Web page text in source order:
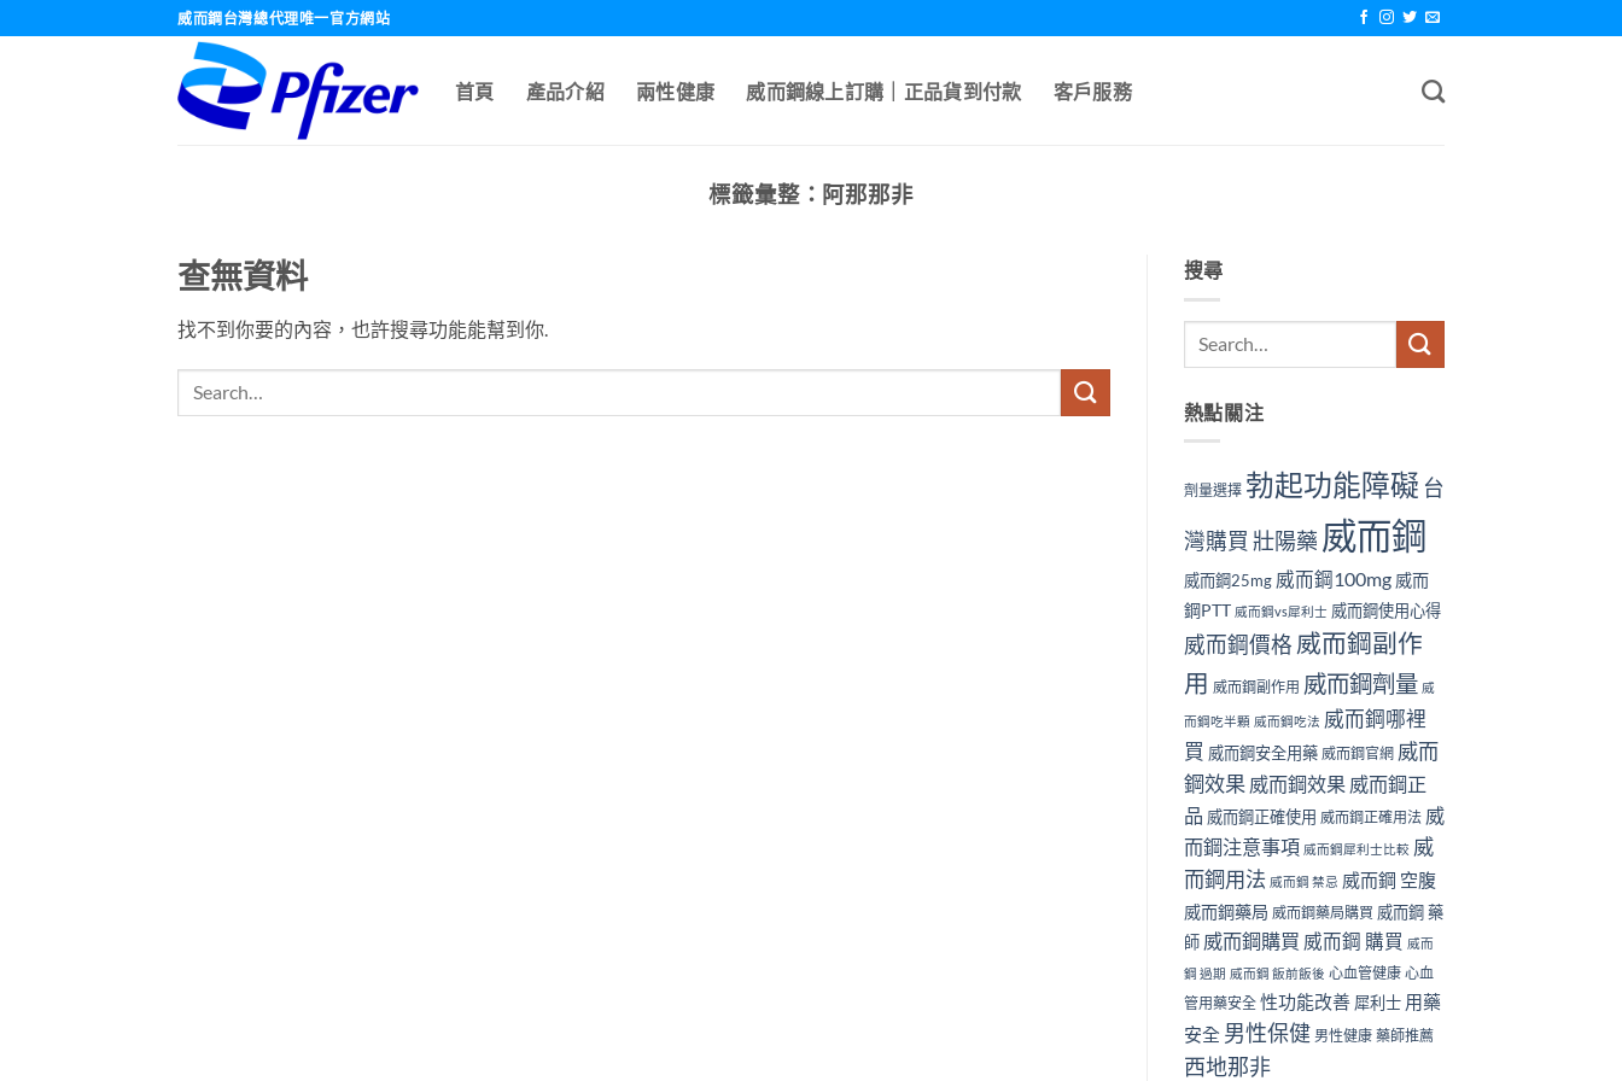
威而鋼台灣總代理唯一官方網站
首頁 產品介紹 兩性健康 威而鋼線上訂購｜正品貨到付款 客戶服務
標籤彙整： 阿那那非
查無資料
找不到你要的內容，也許搜尋功能能幫到你.
搜尋
熱點關注
劑量選擇 勃起功能障礙 台
灣購買 壯陽藥 威而鋼
威而鋼25mg 威而鋼100mg 威而
鋼PTT 威而鋼vs犀利士 威而鋼使用心得
威而鋼價格 威而鋼副作
用 威而鋼副作用 威而鋼劑量 威
而鋼吃半顆 威而鋼吃法 威而鋼哪裡
買 威而鋼安全用藥 威而鋼官網 威而
鋼效果 威而鋼效果 威而鋼正
品 威而鋼正確使用 威而鋼正確用法 威
而鋼注意事項 威而鋼犀利士比較 威
而鋼用法 威而鋼 禁忌 威而鋼 空腹
威而鋼藥局 威而鋼藥局購買 威而鋼 藥
師 威而鋼購買 威而鋼 購買 威而
鋼 過期 威而鋼 飯前飯後 心血管健康 心血
管用藥安全 性功能改善 犀利士 用藥
安全 男性保健 男性健康 藥師推薦
西地那非